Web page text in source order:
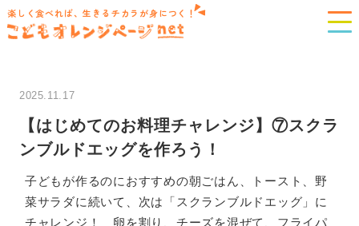
楽しく食べれば、生きるチカラが身につく！
2025.11.17
【はじめてのお料理チャレンジ】⑦スクラ
ンブルドエッグを作ろう！
子どもが作るのにおすすめの朝ごはん、トースト、野
菜サラダに続いて、次は「スクランブルドエッグ」に
チャレンジ！ 卵を割り、チーズを混ぜて、フライパ